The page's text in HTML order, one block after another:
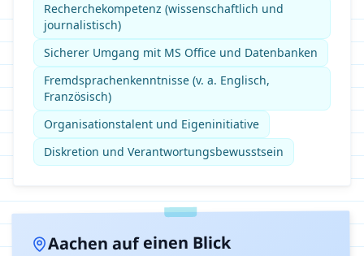
Recherchekompetenz (wissenschaftlich und
journalistisch)
Sicherer Umgang mit MS Office und Datenbanken
Fremdsprachenkenntnisse (v. a. Englisch,
Französisch)
Organisationstalent und Eigeninitiative
Diskretion und Verantwortungsbewusstsein
Aachen auf einen Blick